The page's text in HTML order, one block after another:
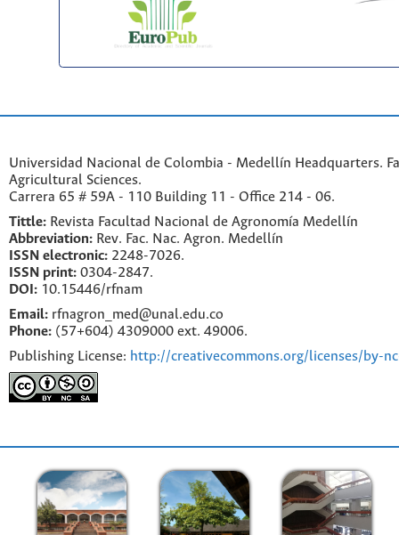
Universidad Nacional de Colombia - Medellín Headquarters.
Agricultural Sciences.
Carrera 65 # 59A - 110 Building 11 - Office 214 - 06.
Tittle: Revista Facultad Nacional de Agronomía Medellín
Abbreviation: Rev. Fac. Nac. Agron. Medellín
ISSN electronic: 2248-7026.
ISSN print: 0304-2847.
DOI: 10.15446/rfnam
Email: rfnagron_med@unal.edu.co
Phone: (57+604) 4309000 ext. 49006.
Publishing License: http://creativecommons.org/licenses/by-